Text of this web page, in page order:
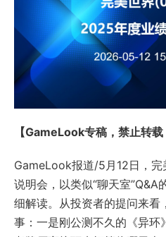
【GameLook专稿，禁止转载
GameLook报道/5月12日，
说明会，以类似“聊天室”Q&A
细解读。从投资者的提问来看
事：一是刚公测不久的 《异环》